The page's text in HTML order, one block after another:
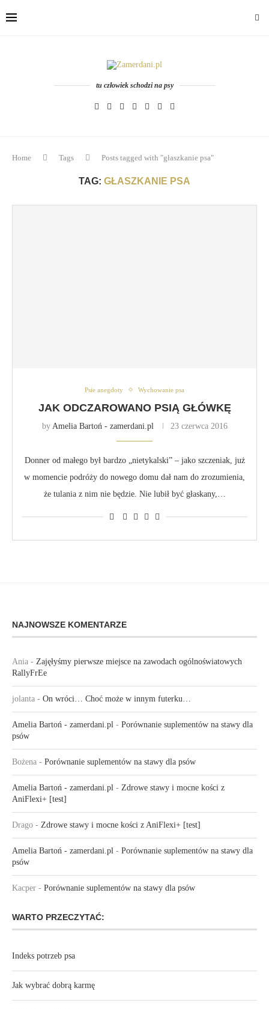
tu człowiek schodzi na psy
Home Tags Posts tagged with "głaszkanie psa"
TAG: GŁASZKANIE PSA
Psie anegdoty Wychowanie psa
JAK ODCZAROWANO PSIĄ GŁÓWKĘ
by Amelia Bartoń - zamerdani.pl 23 czerwca 2016
Donner od małego był bardzo „nietykalski” – jako szczeniak, już
w momencie podróży do nowego domu dał nam do zrozumienia,
że tulania z nim nie będzie. Nie lubił być głaskany,…
NAJNOWSZE KOMENTARZE
Ania - Zajęłyśmy pierwsze miejsce na zawodach ogólnoświatowych
RallyFrEe
jolanta - On wróci… Choć może w innym futerku…
Amelia Bartoń - zamerdani.pl - Porównanie suplementów na stawy dla
psów
Bożena - Porównanie suplementów na stawy dla psów
Amelia Bartoń - zamerdani.pl - Zdrowe stawy i mocne kości z
AniFlexi+ [test]
Drago - Zdrowe stawy i mocne kości z AniFlexi+ [test]
Amelia Bartoń - zamerdani.pl - Porównanie suplementów na stawy dla
psów
Kacper - Porównanie suplementów na stawy dla psów
WARTO PRZECZYTAĆ:
Indeks potrzeb psa
Jak wybrać dobrą karmę